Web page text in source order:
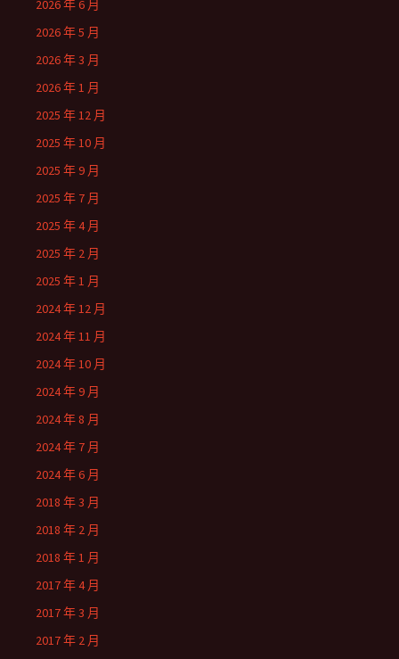
2026 年 6 月
2026 年 5 月
2026 年 3 月
2026 年 1 月
2025 年 12 月
2025 年 10 月
2025 年 9 月
2025 年 7 月
2025 年 4 月
2025 年 2 月
2025 年 1 月
2024 年 12 月
2024 年 11 月
2024 年 10 月
2024 年 9 月
2024 年 8 月
2024 年 7 月
2024 年 6 月
2018 年 3 月
2018 年 2 月
2018 年 1 月
2017 年 4 月
2017 年 3 月
2017 年 2 月